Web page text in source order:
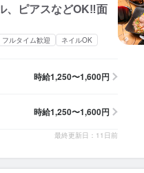
、ピアスなどOK‼︎面
フルタイム歓迎
ネイルOK
時給1,250〜1,600円
時給1,250〜1,600円
最終更新日：11日前